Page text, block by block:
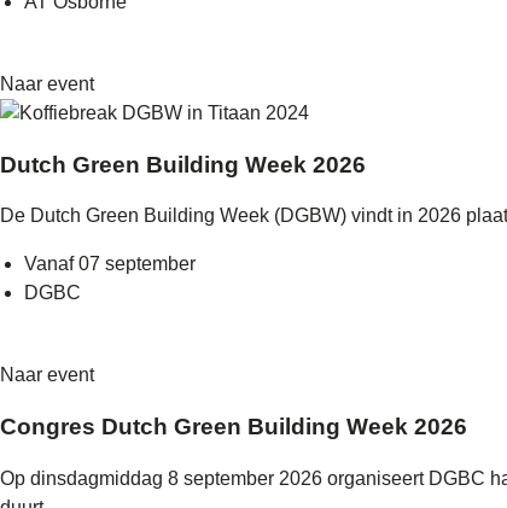
Naar event
Dutch Green Building Week 2026
De Dutch Green Building Week (DGBW) vindt in 2026
Vanaf 07 september
DGBC
Naar event
Congres Dutch Green Building Week 2026
Op dinsdagmiddag 8 september 2026 organiseert DGBC